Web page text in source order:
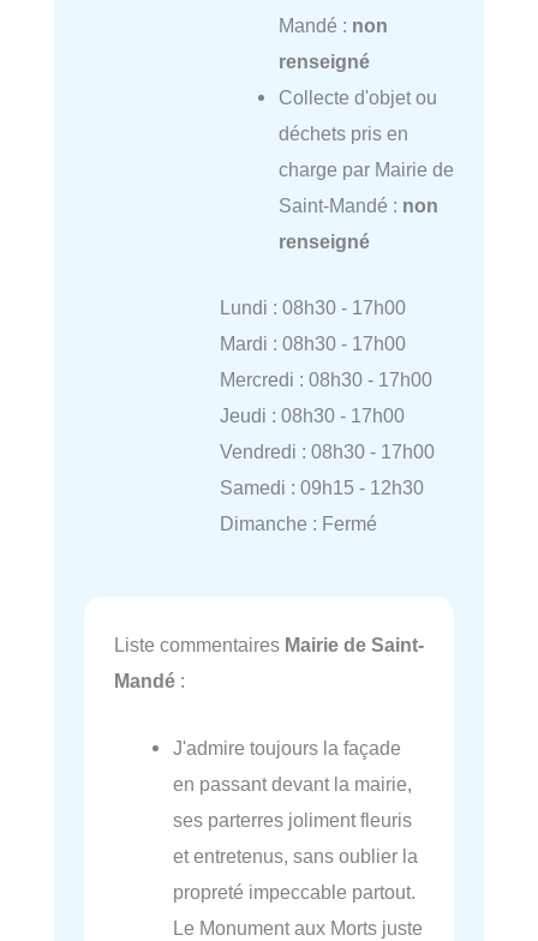
Mandé : non
renseigné
Collecte d'objet ou
déchets pris en
charge par Mairie de
Saint-Mandé : non
renseigné
Lundi : 08h30 - 17h00
Mardi : 08h30 - 17h00
Mercredi : 08h30 - 17h00
Jeudi : 08h30 - 17h00
Vendredi : 08h30 - 17h00
Samedi : 09h15 - 12h30
Dimanche : Fermé
Liste commentaires Mairie de Saint-
Mandé :
J'admire toujours la façade
en passant devant la mairie,
ses parterres joliment fleuris
et entretenus, sans oublier la
propreté impeccable partout.
Le Monument aux Morts juste